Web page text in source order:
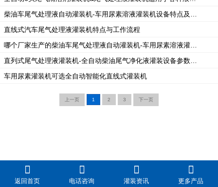
直线式汽车尾气处理液灌装机特点与工作流程
车用尿素灌装机可选全自动智能化直线式灌装机
上一页 1 2 3 下一页
返回首页 电话咨询 灌装资讯 更多产品